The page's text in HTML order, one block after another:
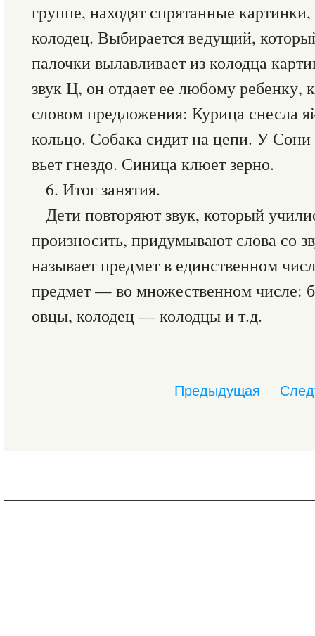
группе, находят спрятанные
колодец. Выбирается ведущий,
палочки вылавливает из колодца
звук Ц, он отдает ее любому ребенку,
словом предложения: Курица снесла
кольцо. Собака сидит на цепи. У
вьет гнездо. Синица клюет зерно.
6. Итог занятия.
Дети повторяют звук, который
произносить, придумывают слова со
называет предмет в единственном
предмет — во множественном
овцы, колодец — колодцы и т.д.
Предыдущая